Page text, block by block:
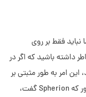
فقط بر روی
داشته باشید که اگر در
امر به‌ طور مثبتی بر
تأثیر می‌گذارد. همان‌طور که Spherion گفت،